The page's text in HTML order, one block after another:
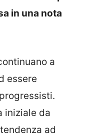
in una nota
a
essere
iniziale da
ad